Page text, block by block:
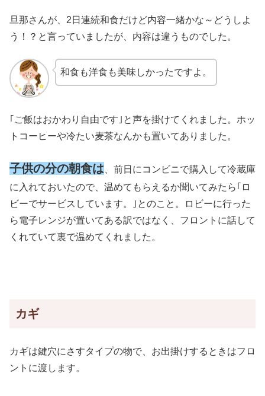
旦那さんが、2日連続和食だけど内容一緒かな～どうしよ
う！？と言っていましたが、内容は違うものでした。
和食も洋食も美味しかったですよ。
｢ご飯はおかわり自由です｣と声を掛けてくれました。ホッ
トコーヒーや冷たい麦茶なんかも置いてありました。
子供の分の朝食は 、前日にコンビニで購入して冷蔵庫
に入れておいたので、温めてもらえるか聞いてみたら｢ロ
ビーでサービスしています。｣とのこと。ロビーに行った
ら電子レンジが置いてある訳ではなく、フロントに話して
くれていて裏で温めてくれました。
カギ
カギは鍵穴にさすタイプの物で、お出掛けするときはフロ
ントに渡します。